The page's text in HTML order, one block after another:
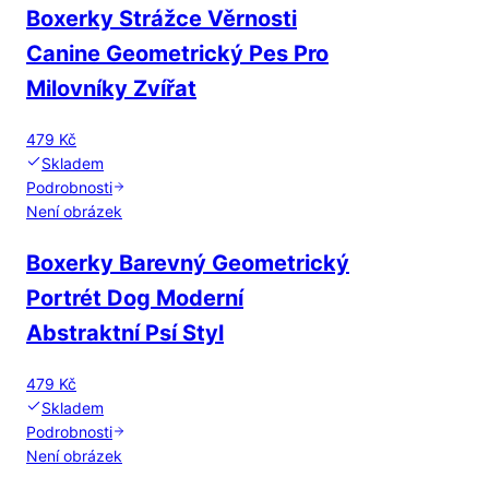
Boxerky Strážce Věrnosti
Canine Geometrický Pes Pro
Milovníky Zvířat
479 Kč
Skladem
Podrobnosti
Není obrázek
Boxerky Barevný Geometrický
Portrét Dog Moderní
Abstraktní Psí Styl
479 Kč
Skladem
Podrobnosti
Není obrázek